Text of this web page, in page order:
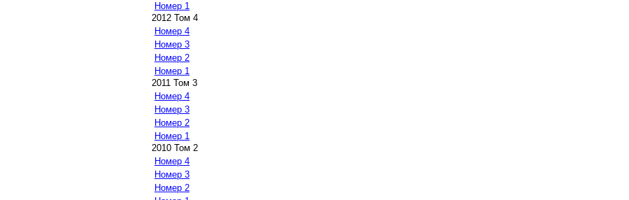
Номер 1
2012 Том 4
Номер 4
Номер 3
Номер 2
Номер 1
2011 Том 3
Номер 4
Номер 3
Номер 2
Номер 1
2010 Том 2
Номер 4
Номер 3
Номер 2